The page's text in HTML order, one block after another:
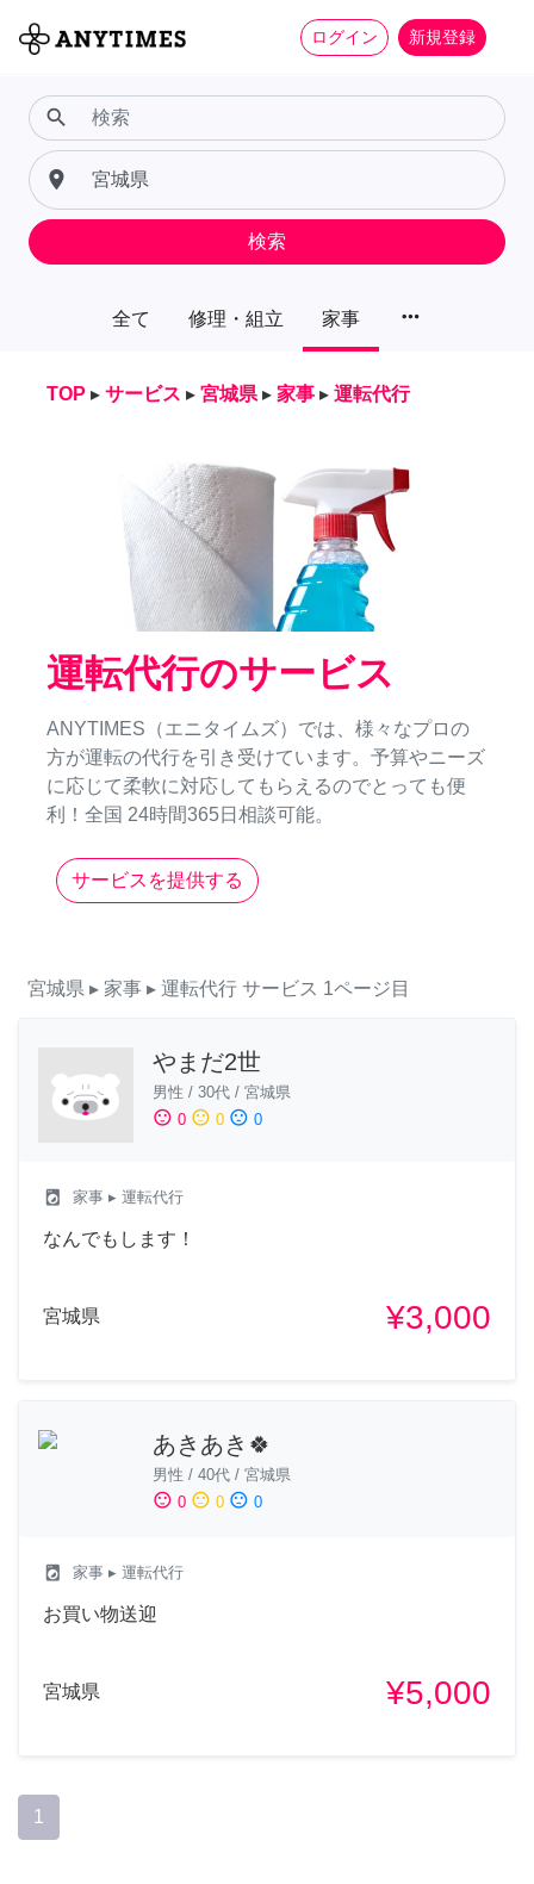
ログイン 新規登録
全て 修理・組立 家事 more_horiz
search
place
検索
TOP ▸ サービス ▸ 宮城県 ▸ 家事 ▸ 運転代行
運転代行のサービス
ANYTIMES（エニタイムズ）では、様々なプロの
方が運転の代行を引き受けています。予算やニーズ
に応じて柔軟に対応してもらえるのでとっても便
利！全国 24時間365日相談可能。
サービスを提供する
宮城県 ▸ 家事 ▸ 運転代行 サービス 1ページ目
やまだ2世
男性 / 30代 / 宮城県
sentiment_satisfied 0 sentiment_neutral 0 sentiment_dissatisfied 0
local_laundry_service 家事 ▸ 運転代行
なんでもします！
宮城県 ¥3,000
あきあき🍀
男性 / 40代 / 宮城県
sentiment_satisfied 0 sentiment_neutral 0 sentiment_dissatisfied 0
local_laundry_service 家事 ▸ 運転代行
お買い物送迎
宮城県 ¥5,000
1